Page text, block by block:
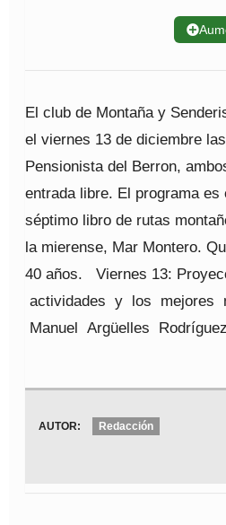
➕
El club de Montaña y
el viernes 13 de diciembre
Pensionista del Berron,
entrada libre. El programa
séptimo libro de rutas
la mierense, Mar Montero.
40 años. Viernes 13:
actividades y los mejores
Manuel Argüelles
AUTOR: Redacción